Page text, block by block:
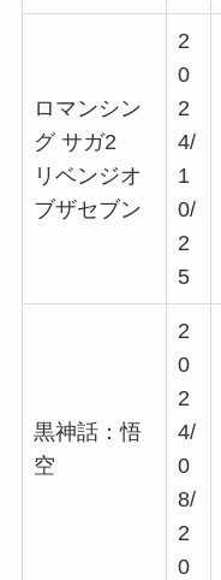
ロマンシン
グ サガ2
リベンジオ
ブザセブン
2
0
2
4/
1
0/
2
5
黒神話：悟
空
2
0
2
4/
0
8/
2
0